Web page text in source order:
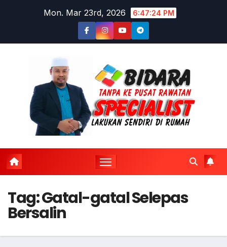
Mon. Mar 23rd, 2026 6:47:24 PM
Tag:Gatal-gatal Selepas
Bersalin